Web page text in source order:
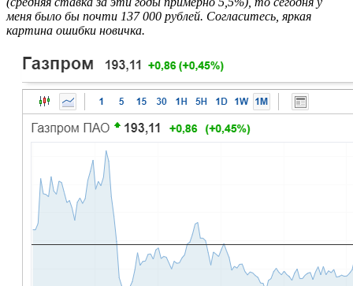
меня было бы почти 137 000 рублей. Согласитесь, яркая
картина ошибки новичка.